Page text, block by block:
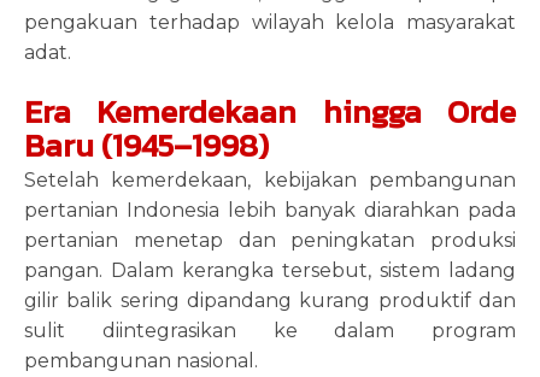
pengakuan terhadap wilayah kelola masyarakat
adat.
Era Kemerdekaan hingga Orde
Baru (1945–1998)
Setelah kemerdekaan, kebijakan pembangunan
pertanian Indonesia lebih banyak diarahkan pada
pertanian menetap dan peningkatan produksi
pangan. Dalam kerangka tersebut, sistem ladang
gilir balik sering dipandang kurang produktif dan
sulit diintegrasikan ke dalam program
pembangunan nasional.